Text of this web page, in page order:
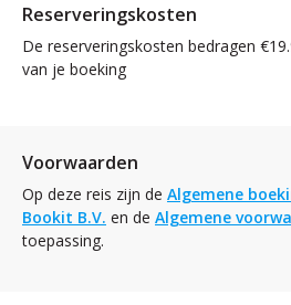
Reserveringskosten
De reserveringskosten bedragen
van je boeking
Voorwaarden
Op deze reis zijn de Algemene
Bookit B.V. en de Algemene
toepassing.